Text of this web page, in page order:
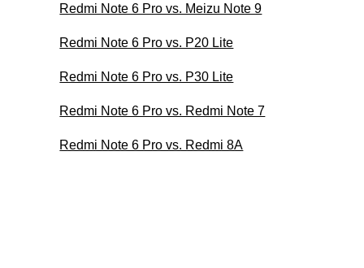
Redmi Note 6 Pro vs. Meizu Note 9
Redmi Note 6 Pro vs. P20 Lite
Redmi Note 6 Pro vs. P30 Lite
Redmi Note 6 Pro vs. Redmi Note 7
Redmi Note 6 Pro vs. Redmi 8A